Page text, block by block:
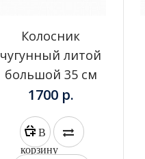
Зольник Амфора
2317 р.
1700 р.
Колосник
чугунный литой
большой 35 см
1700 р.
В
корзину